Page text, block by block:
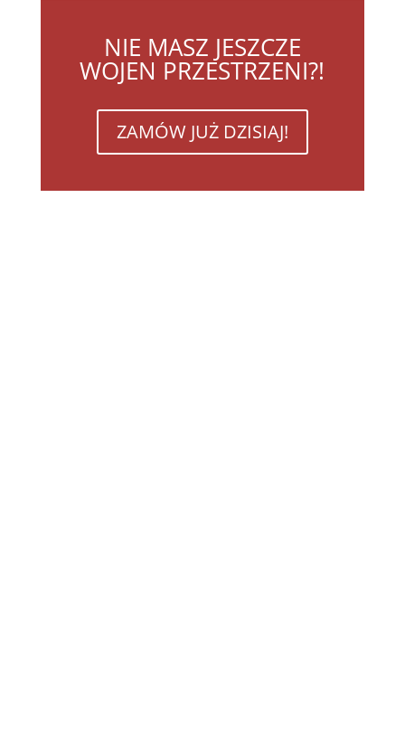
NIE MASZ JESZCZE
WOJEN PRZESTRZENI?!
ZAMÓW JUŻ DZISIAJ!